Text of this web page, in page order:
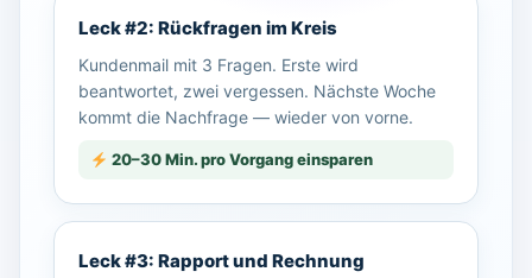
Leck #2: Rückfragen im Kreis
Kundenmail mit 3 Fragen. Erste wird
beantwortet, zwei vergessen. Nächste Woche
kommt die Nachfrage — wieder von vorne.
20–30 Min. pro Vorgang einsparen
Leck #3: Rapport und Rechnung